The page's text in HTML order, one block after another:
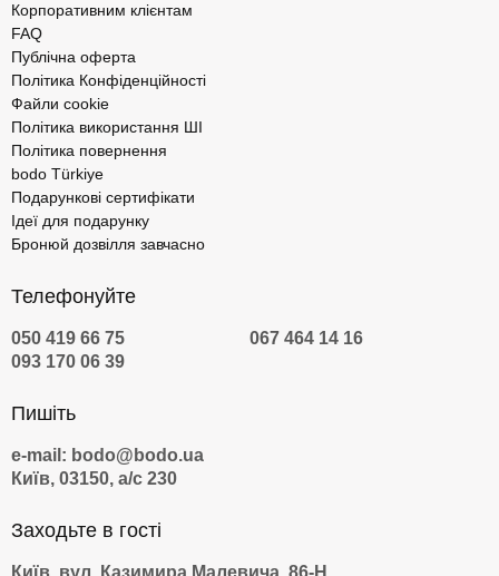
Корпоративним клієнтам
FAQ
Публічна оферта
Політика Конфіденційності
Файли cookie
Політика використання ШІ
Політика повернення
bodo Türkiye
Подарункові сертифікати
Ідеї для подарунку
Бронюй дозвілля завчасно
Телефонуйте
050 419 66 75
067 464 14 16
093 170 06 39
Пишіть
e-mail: bodo@bodo.ua
Київ, 03150, а/с 230
Заходьте в гості
Київ, вул. Казимира Малевича, 86-Н